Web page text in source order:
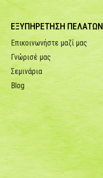
ΕΞΥΠΗΡΕΤΗΣΗ ΠΕΛΑΤΩΝ
Επικοινωνήστε μαζί μας
Γνώρισέ μας
Σεμινάρια
Blog